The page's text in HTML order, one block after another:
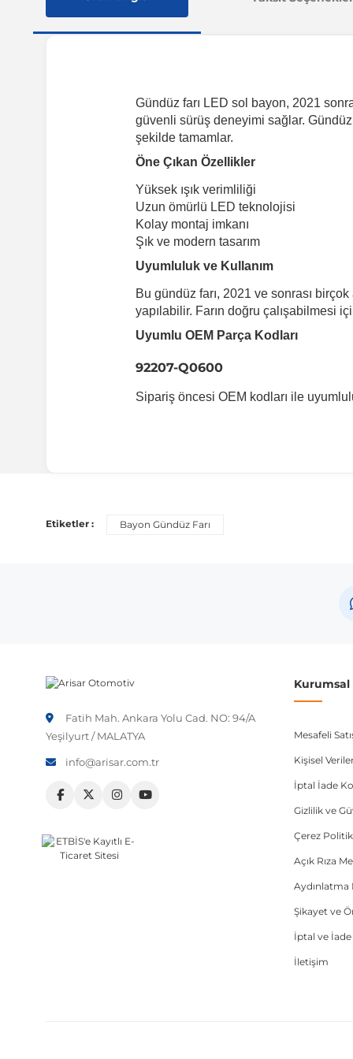
Gündüz farı LED sol bayon, 2021
güvenli sürüş deneyimi sağlar. Gündüz
şekilde tamamlar.
Öne Çıkan Özellikler
Yüksek ışık verimliliği
Uzun ömürlü LED teknolojisi
Kolay montaj imkanı
Şık ve modern tasarım
Uyumluluk ve Kullanım
Bu gündüz farı, 2021 ve sonrası
yapılabilir. Farın doğru çalışabilmesi
Uyumlu OEM Parça Kodları
92207-Q0600
Sipariş öncesi OEM kodları ile
Araç üreticileri aynı model yılı içerisinde farklı
Etiketler : Bayon Gündüz Farı
Fatih Mah. Ankara Yolu Cad. NO: 94/A
Yeşilyurt / MALATYA
info@arisar.com.tr
Mesafeli
Kişisel
İptal İade
Gizlilik ve
Çerez
Açık Rıza
Aydınlatma
Şikayet ve
İptal ve
İletişim